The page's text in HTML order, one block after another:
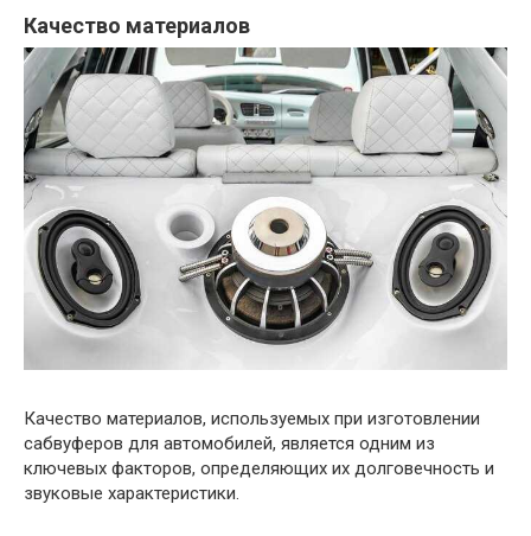
Качество материалов
Качество материалов, используемых при изготовлении
сабвуферов для автомобилей, является одним из
ключевых факторов, определяющих их долговечность и
звуковые характеристики.